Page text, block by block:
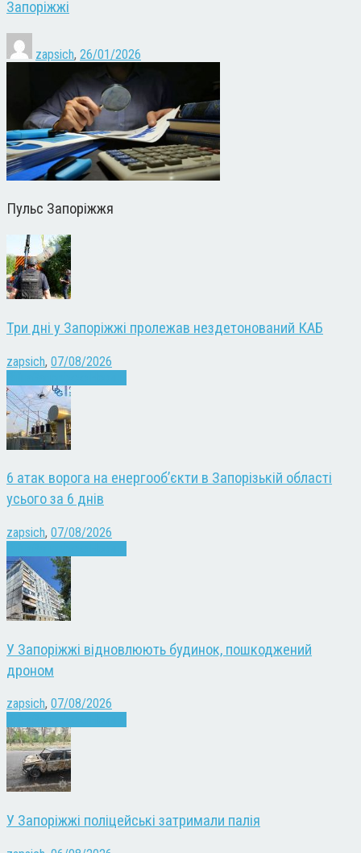
Запоріжжі
zapsich, 26/01/2026
Пульс Запоріжжя
Три дні у Запоріжжі пролежав нездетонований КАБ
zapsich, 07/08/2026
6 атак ворога на енергооб’єкти в Запорізькій області
усього за 6 днів
zapsich, 07/08/2026
У Запоріжжі відновлюють будинок, пошкоджений
дроном
zapsich, 07/08/2026
У Запоріжжі поліцейські затримали палія